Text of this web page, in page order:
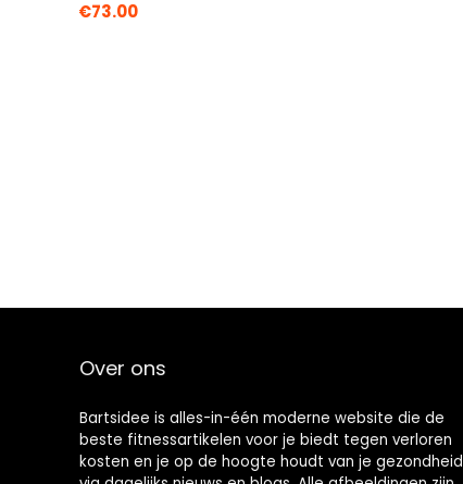
€73.00
Over ons
Bartsidee is alles-in-één moderne website die de
beste fitnessartikelen voor je biedt tegen verloren
kosten en je op de hoogte houdt van je gezondheid